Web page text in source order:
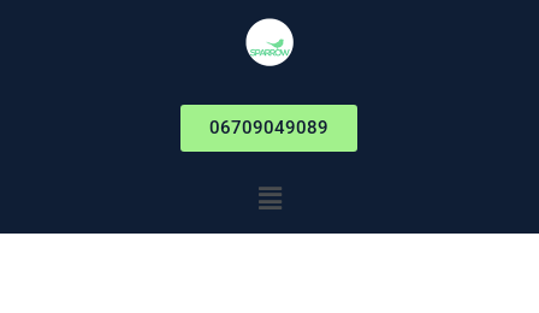
06709049089